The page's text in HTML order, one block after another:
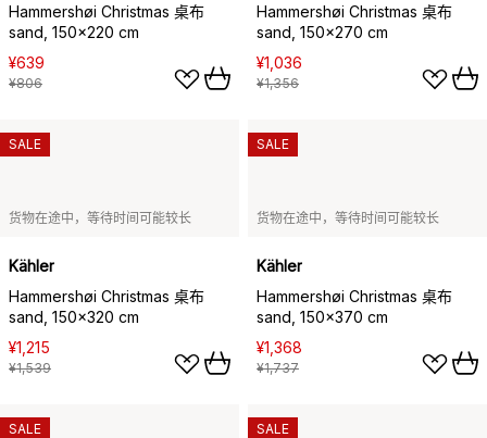
Hammershøi Christmas 桌布
sand, 150x220 cm
¥639
¥806
Hammershøi Christmas 桌布
sand, 150x270 cm
¥1,036
¥1,356
货物在途中，等待时间可能较长
Kähler
Hammershøi Christmas 桌布
sand, 150x320 cm
¥1,215
¥1,539
SALE
货物在途中，等待时间可能较长
Kähler
Hammershøi Christmas 桌布
sand, 150x370 cm
¥1,368
¥1,737
SALE
SALE SALE